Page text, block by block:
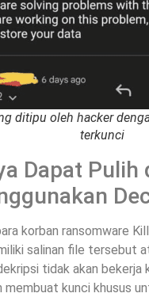
ditipu oleh hacker
terkunci
Dapat
korban ransomware
salinan file tersebut
tidak akan bekerja
kunci khusus